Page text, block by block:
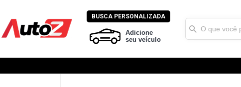
BUSCA PERSONALIZADA
Adicione
seu veículo